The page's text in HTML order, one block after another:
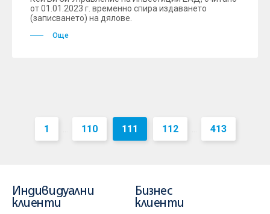
от 01.01.2023 г. временно спира издаването
(записването) на дялове.
Още
1 ... 110 111 112 ... 413
Индивидуални
клиенти
Бизнес
клиенти